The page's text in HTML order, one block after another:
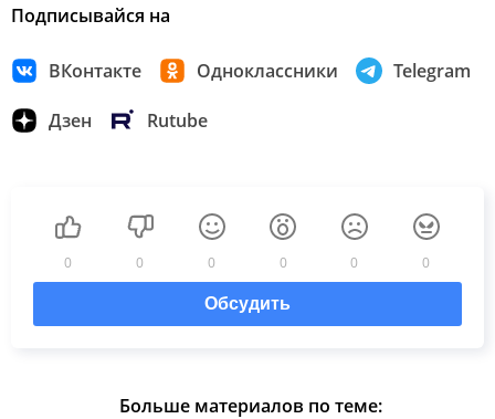
Подписывайся на
ВКонтакте Одноклассники Telegram
Дзен Rutube
0 0 0 0 0 0
Обсудить
Больше материалов по теме: